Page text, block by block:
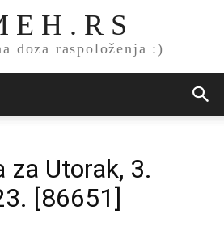
E H . R S
doza raspoloženja :)
za Utorak, 3.
[86651]